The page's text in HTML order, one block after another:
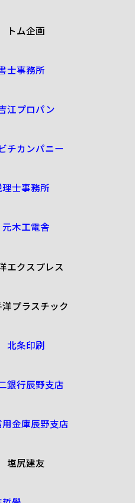
トム企画
士事務所
江プロパン
カンパニー
士事務所
木工電舎
クスプレス
プラスチック
北条印刷
銀行辰野支店
金庫辰野支店
塩尻建友